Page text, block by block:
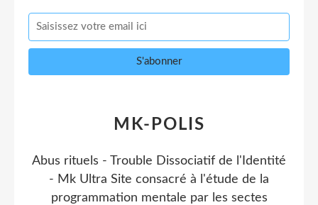
MK-POLIS
Abus rituels - Trouble Dissociatif de l'Identité
- Mk Ultra Site consacré à l'étude de la
programmation mentale par les sectes